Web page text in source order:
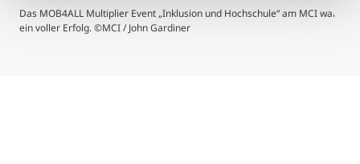
Das MOB4ALL Multiplier Event „Inklusion und Hochschule“ am MCI war
ein voller Erfolg. ©MCI / John Gardiner